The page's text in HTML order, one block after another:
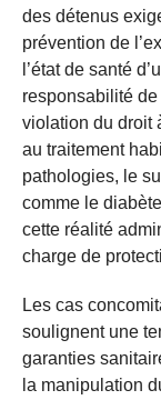
des détenus
prévention de
l’état de santé
responsabilité de
violation du droit
au traitement
pathologies, le
comme le
cette réalité
charge de
Les cas
soulignent une
garanties
la manipulation